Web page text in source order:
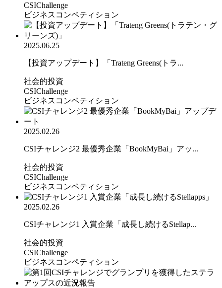
CSIChallenge
ビジネスコンペティション
2025.06.25
【投資アップデート】「Trateng Greens(トラ...
社会的投資
CSIChallenge
ビジネスコンペティション
2025.02.26
CSIチャレンジ2 最優秀企業「BookMyBai」アッ...
社会的投資
CSIChallenge
ビジネスコンペティション
2025.02.26
CSIチャレンジ1 入賞企業「成長し続けるStellap...
社会的投資
CSIChallenge
ビジネスコンペティション